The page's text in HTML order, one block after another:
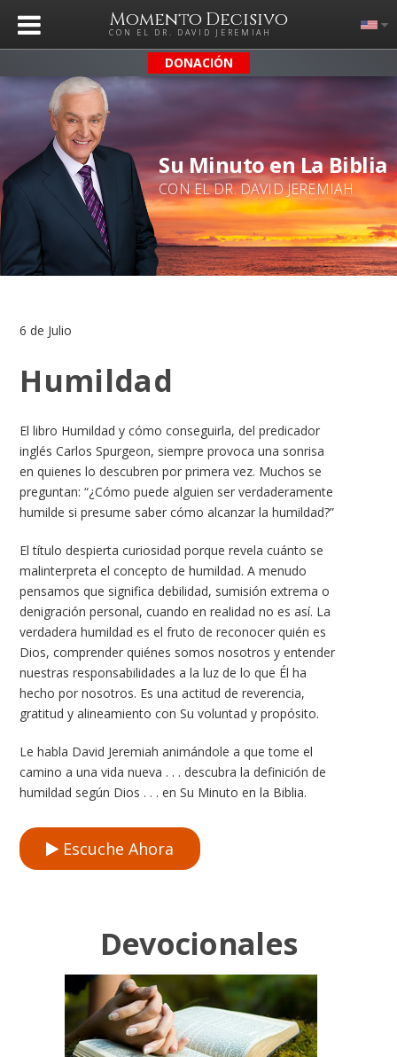
Momento Decisivo
CON EL DR. DAVID JEREMIAH
DONACIÓN
Su Minuto en La Biblia
CON EL DR. DAVID JEREMIAH
6 de Julio
Humildad
El libro Humildad y cómo conseguirla, del predicador
inglés Carlos Spurgeon, siempre provoca una sonrisa
en quienes lo descubren por primera vez. Muchos se
preguntan: “¿Cómo puede alguien ser verdaderamente
humilde si presume saber cómo alcanzar la humildad?”
El título despierta curiosidad porque revela cuánto se
malinterpreta el concepto de humildad. A menudo
pensamos que significa debilidad, sumisión extrema o
denigración personal, cuando en realidad no es así. La
verdadera humildad es el fruto de reconocer quién es
Dios, comprender quiénes somos nosotros y entender
nuestras responsabilidades a la luz de lo que Él ha
hecho por nosotros. Es una actitud de reverencia,
gratitud y alineamiento con Su voluntad y propósito.
Le habla David Jeremiah animándole a que tome el
camino a una vida nueva . . . descubra la definición de
humildad según Dios . . . en Su Minuto en la Biblia.
Escuche Ahora
Devocionales